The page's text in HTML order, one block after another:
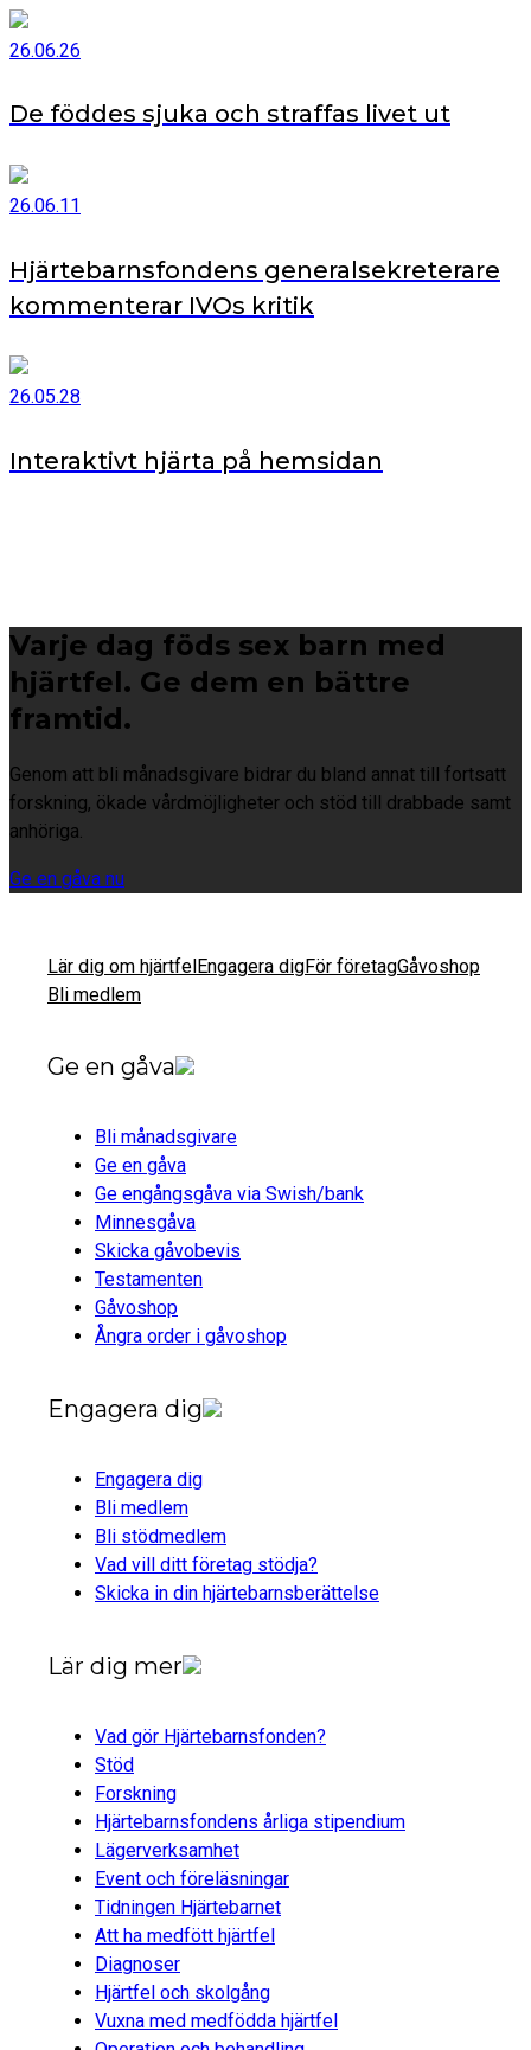
26.06.26
De föddes sjuka och straffas livet ut
26.06.11
Hjärtebarnsfondens generalsekreterare
kommenterar IVOs kritik
26.05.28
Interaktivt hjärta på hemsidan
Varje dag föds sex barn med
hjärtfel. Ge dem en bättre
framtid.
Genom att bli månadsgivare bidrar du bland annat till fortsatt
forskning, ökade vårdmöjligheter och stöd till drabbade samt
anhöriga.
Ge en gåva nu
Lär dig om hjärtfelEngagera digFör företagGåvoshop
Bli medlem
Ge en gåva
Bli månadsgivare
Ge en gåva
Ge engångsgåva via Swish/bank
Minnesgåva
Skicka gåvobevis
Testamenten
Gåvoshop
Ångra order i gåvoshop
Engagera dig
Engagera dig
Bli medlem
Bli stödmedlem
Vad vill ditt företag stödja?
Skicka in din hjärtebarnsberättelse
Lär dig mer
Vad gör Hjärtebarnsfonden?
Stöd
Forskning
Hjärtebarnsfondens årliga stipendium
Lägerverksamhet
Event och föreläsningar
Tidningen Hjärtebarnet
Att ha medfött hjärtfel
Diagnoser
Hjärtfel och skolgång
Vuxna med medfödda hjärtfel